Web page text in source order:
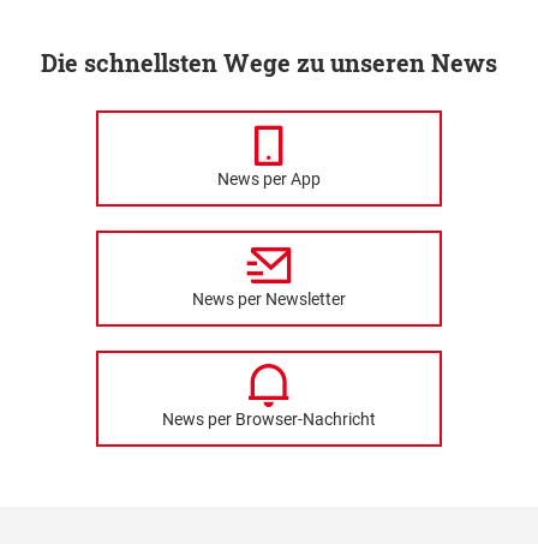
Die schnellsten Wege zu unseren News
News per App
News per Newsletter
News per Browser-Nachricht